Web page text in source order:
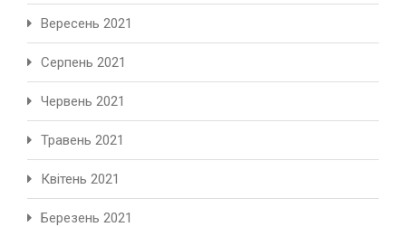
Вересень 2021
Серпень 2021
Червень 2021
Травень 2021
Квітень 2021
Березень 2021